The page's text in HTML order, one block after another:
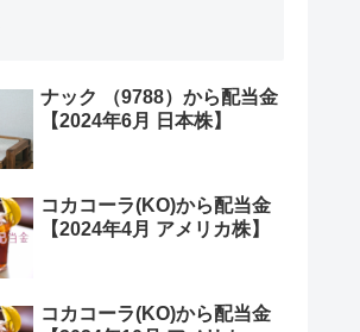
ナック （9788）から配当金
【2024年6月 日本株】
コカコーラ(KO)から配当金
【2024年4月 アメリカ株】
コカコーラ(KO)から配当金